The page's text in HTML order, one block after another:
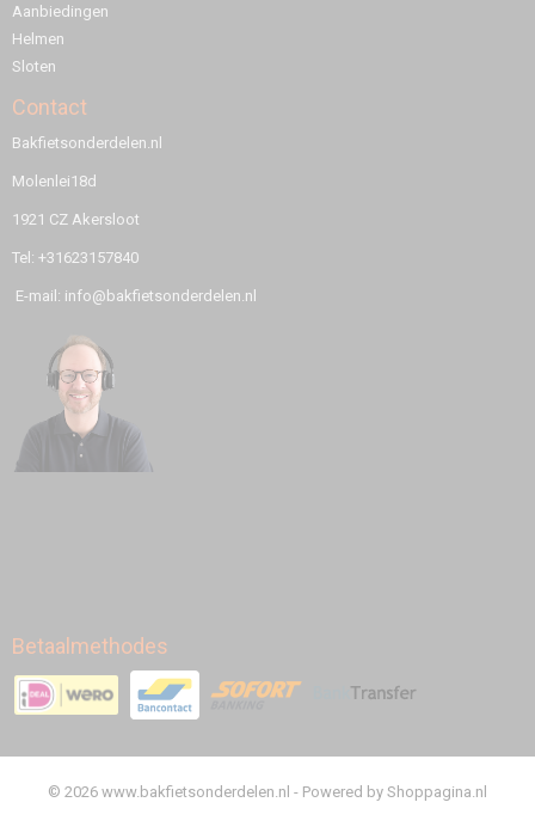
Aanbiedingen
Helmen
Sloten
Contact
Bakfietsonderdelen.nl
Molenlei18d
1921 CZ Akersloot
Tel: +31623157840
E-mail: info@bakfietsonderdelen.nl
Betaalmethodes
© 2026 www.bakfietsonderdelen.nl - Powered by Shoppagina.nl